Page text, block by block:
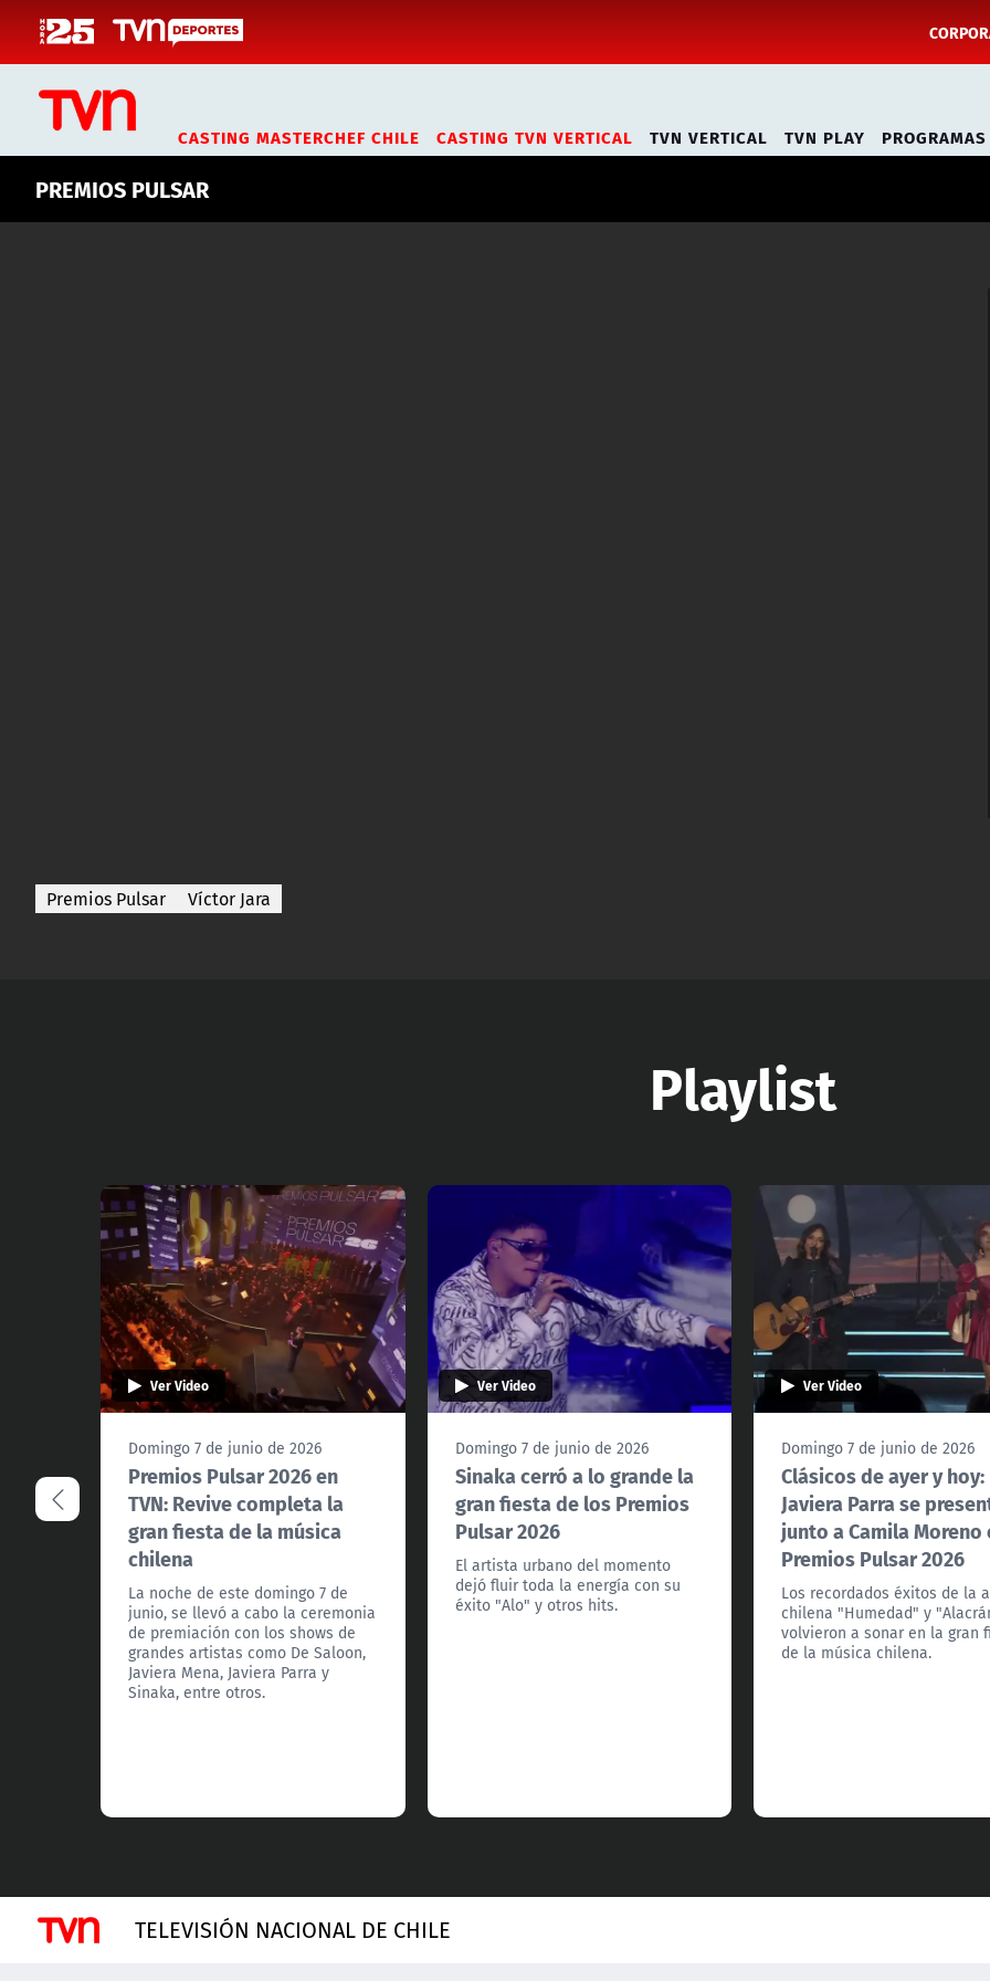
CASTING MASTERCHEF CHILE CASTING TVN VERTICAL TVN VERTICAL TVN PLAY PROGRAMAS
PREMIOS PULSAR
#PremiosPulsarEnTVN
PREMIOS PULSAR
Premios Pulsar Víctor Jara
Playlist
Ver Video
Domingo 7 de junio de 2026
Premios Pulsar 2026 en
TVN: Revive completa la
gran fiesta de la música
chilena
La noche de este domingo 7 de
junio, se llevó a cabo la ceremonia
de premiación con los shows de
grandes artistas como De Saloon,
Javiera Mena, Javiera Parra y
Sinaka, entre otros.
Ver Video
Domingo 7 de junio de 2026
Sinaka cerró a lo grande la
gran fiesta de los Premios
Pulsar 2026
El artista urbano del momento
dejó fluir toda la energía con su
éxito "Alo" y otros hits.
Ver Video
Domingo 7 de junio de 2026
Clásicos de ayer y hoy:
Javiera Parra se
junto a Camila Moreno
Premios Pulsar 2026
Los recordados éxitos de la
chilena "Humedad" y
volvieron a sonar en la gran
de la música chilena.
TELEVISIÓN NACIONAL DE CHILE